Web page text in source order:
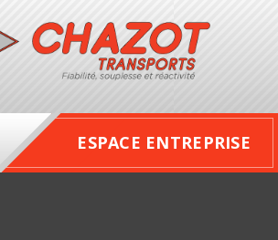
ESPACE ENTREPRISE